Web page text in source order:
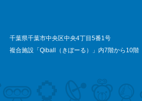
千葉県千葉市中央区中央4丁目5番1号
複合施設「Qiball（きぼーる）」内7階から10階